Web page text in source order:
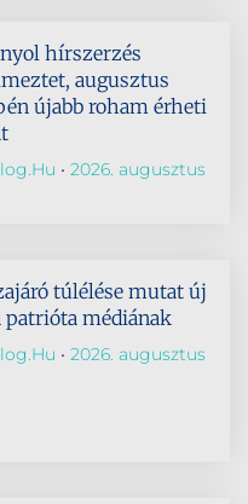
hírszerzés
augusztus
újabb roham érheti
2026. augusztus
túlélése mutat új
patrióta médiának
2026. augusztus